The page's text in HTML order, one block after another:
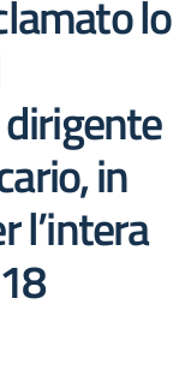
lo
in
l’intera